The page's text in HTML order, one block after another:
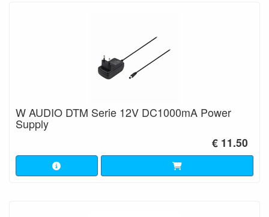
W AUDIO DTM Serie 12V DC1000mA Power
Supply
€ 11.50